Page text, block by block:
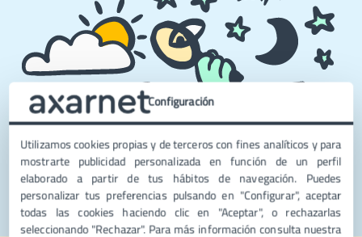
Configuración
Utilizamos cookies propias y de terceros con fines analíticos y para
mostrarte publicidad personalizada en función de un perfil
elaborado a partir de tus hábitos de navegación. Puedes
personalizar tus preferencias pulsando en "Configurar", aceptar
todas las cookies haciendo clic en "Aceptar", o rechazarlas
seleccionando "Rechazar". Para más información consulta nuestra